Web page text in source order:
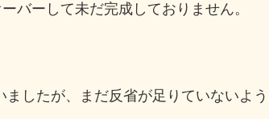
バーして未だ完成しておりません。
したが、まだ反省が足りていないよう